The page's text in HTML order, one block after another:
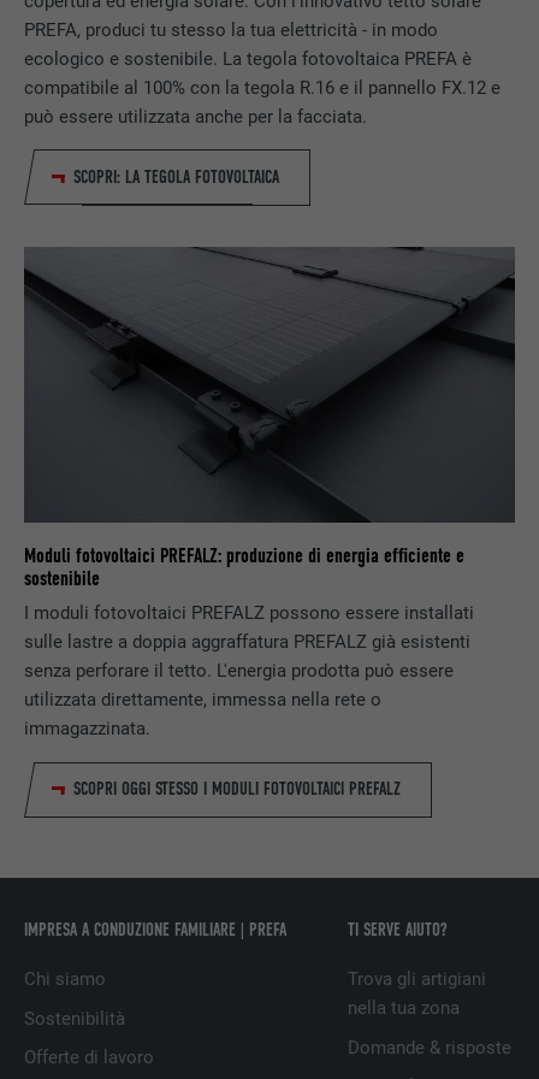
PREFA, produci tu stesso la tua elettricità - in modo
ecologico e sostenibile. La tegola fotovoltaica PREFA è
compatibile al 100% con la tegola R.16 e il pannello FX.12 e
può essere utilizzata anche per la facciata.
SCOPRI: LA TEGOLA FOTOVOLTAICA
Moduli fotovoltaici PREFALZ: produzione di energia efficiente e
sostenibile
I moduli fotovoltaici PREFALZ possono essere installati
sulle lastre a doppia aggraffatura PREFALZ già esistenti
senza perforare il tetto. L'energia prodotta può essere
utilizzata direttamente, immessa nella rete o
immagazzinata.
SCOPRI OGGI STESSO I MODULI FOTOVOLTAICI PREFALZ
IMPRESA A CONDUZIONE FAMILIARE | PREFA
Chi siamo
Sostenibilità
Offerte di lavoro
TI SERVE AIUTO?
Trova gli artigiani
nella tua zona
Domande & risposte
DECORSO 1 giorno
SCOPO
Registra un ID univoco, utilizzato per
generare dati statistici riguardo agli utenti
Google Optimize
DECORSO
Viene utilizzato a scopo di test per
verificare se il browser permette
l’inserimento di cookie. Non contiene alcun
identificatore.
NOME
PROVIDER ads.linkedin.com
DECORSO Sessione
Memorizza la versione linguistica di un sito
web selezionata dall’utente.
NOME
PROVIDER
Sessione
Impostato da LinkedIn, quando un sito
web contiene una finestra “Seguici”
NOME
PROVIDER LinkedIn
DECORSO 2 anni
NOME bscookie
PROVIDER LinkedIn
Utilizzato dal servizio di social network
LinkedIn per il tracking dell’utilizzo di